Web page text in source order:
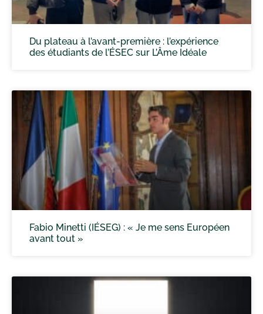
Du plateau à l’avant-première : l’expérience
des étudiants de l’ÉSEC sur L’Âme Idéale
Fabio Minetti (IÉSEG) : « Je me sens Européen
avant tout »